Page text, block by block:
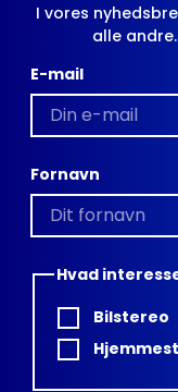
I vores
alle
E-mail
Fornavn
Hvad
Bilstereo